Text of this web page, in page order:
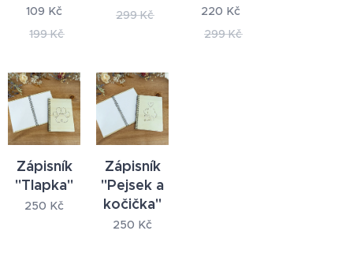
109 Kč
199Kč
299Kč 220 Kč
299Kč
Zápisník
"Tlapka"
250 Kč
Zápisník
"Pejsek a
kočička"
250 Kč